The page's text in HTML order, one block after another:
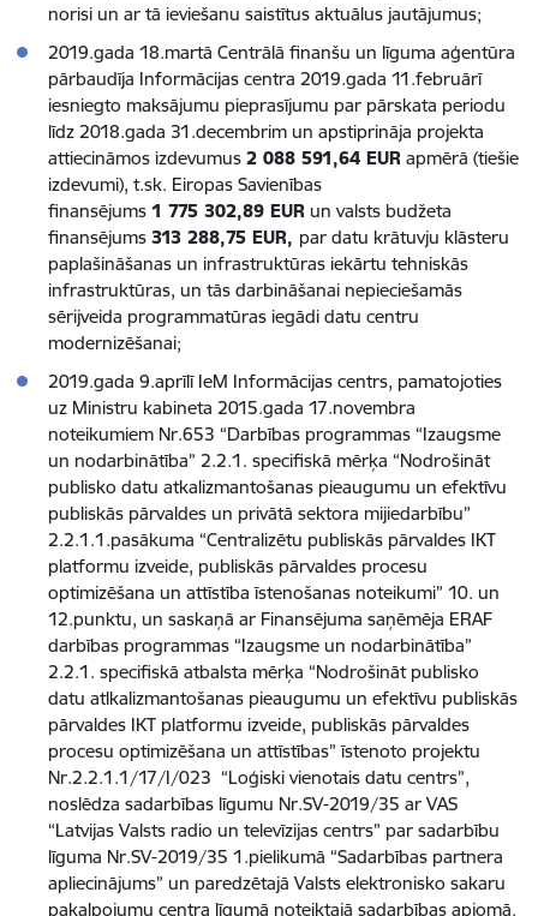
norisi un ar tā ieviešanu saistītus aktuālus jautājumus;
2019.gada 18.martā Centrālā finanšu un līguma aģentūra
pārbaudīja Informācijas centra 2019.gada 11.februārī
iesniegto maksājumu pieprasījumu par pārskata periodu
līdz 2018.gada 31.decembrim un apstiprināja projekta
attiecināmos izdevumus 2 088 591,64 EUR apmērā (tiešie
izdevumi), t.sk. Eiropas Savienības
finansējums 1 775 302,89 EUR un valsts budžeta
finansējums 313 288,75 EUR, par datu krātuvju klāsteru
paplašināšanas un infrastruktūras iekārtu tehniskās
infrastruktūras, un tās darbināšanai nepieciešamās
sērijveida programmatūras iegādi datu centru
modernizēšanai;
2019.gada 9.aprīlī IeM Informācijas centrs, pamatojoties
uz Ministru kabineta 2015.gada 17.novembra
noteikumiem Nr.653 “Darbības programmas “Izaugsme
un nodarbinātība” 2.2.1. specifiskā mērķa “Nodrošināt
publisko datu atkalizmantošanas pieaugumu un efektīvu
publiskās pārvaldes un privātā sektora mijiedarbību”
2.2.1.1.pasākuma “Centralizētu publiskās pārvaldes IKT
platformu izveide, publiskās pārvaldes procesu
optimizēšana un attīstība īstenošanas noteikumi” 10. un
12.punktu, un saskaņā ar Finansējuma saņēmēja ERAF
darbības programmas “Izaugsme un nodarbinātība”
2.2.1. specifiskā atbalsta mērķa “Nodrošināt publisko
datu atlkalizmantošanas pieaugumu un efektīvu publiskās
pārvaldes IKT platformu izveide, publiskās pārvaldes
procesu optimizēšana un attīstības” īstenoto projektu
Nr.2.2.1.1/17/I/023 “Loģiski vienotais datu centrs”,
noslēdza sadarbības līgumu Nr.SV-2019/35 ar VAS
“Latvijas Valsts radio un televīzijas centrs” par sadarbību
līguma Nr.SV-2019/35 1.pielikumā “Sadarbības partnera
apliecinājums” un paredzētajā Valsts elektronisko sakaru
pakalpojumu centra līgumā noteiktajā sadarbības apjomā.